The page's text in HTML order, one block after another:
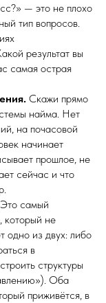
— это не плохо
тип вопросов.
результат вы
самая острая
Скажи прямо
найма. Нет
на почасовой
начинает
прошлое, не
сейчас и что
Это самый
который не
одно из двух: либо
в
структуры
Оба
приживётся, в